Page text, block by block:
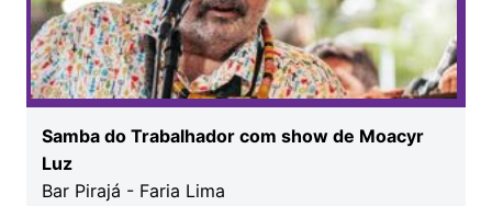
Samba do Trabalhador com show de Moacyr
Luz
Bar Pirajá - Faria Lima